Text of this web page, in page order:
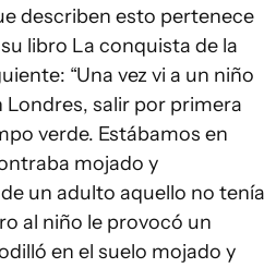
describen esto pertenece
libro La conquista de la
“Una vez vi a un niño
Londres, salir por primera
verde. Estábamos en
mojado y
un adulto aquello no tenía
al niño le provocó un
en el suelo mojado y